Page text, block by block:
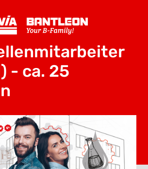
- ca. 25